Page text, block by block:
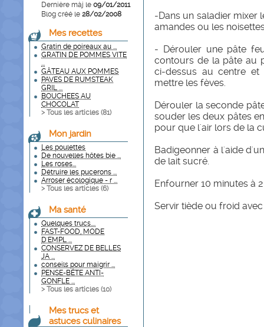
Dernière màj le 09/01/2011
Blog créé le 28/02/2008
Mes recettes
Gratin de poireaux au ...
GRATIN DE POMMES VITE
...
GÂTEAU AUX POMMES
PAVES DE RUMSTEAK
GRIL ...
BOUCHEES AU
CHOCOLAT
> Tous les articles (81)
Mon jardin
Les poulettes
De nouvelles hôtes bie ...
Les roses...
Détruire les pucerons ...
Arroser écologique - r ...
> Tous les articles (6)
Ma santé
Quelques trucs....
FAST-FOOD, MODE
D'EMPL ...
CONSERVEZ DE BELLES
JA ...
conseils pour maigrir ...
PENSE-BÊTE ANTI-
GONFLE ...
> Tous les articles (10)
Mes trucs et
astuces culinaires
-Dans un saladier mixer
amandes ou les
- Dérouler une pâte
contours de la pâte au
ci-dessus au centre
mettre les fèves.
Dérouler la seconde
souder les deux pâtes
pour que l'air lors de la
Badigeonner à l'aide
de lait sucré.
Enfourner 10 minutes à
Servir tiède ou froid